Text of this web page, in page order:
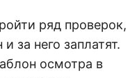
ряд проверок,
за него заплатят.
осмотра в